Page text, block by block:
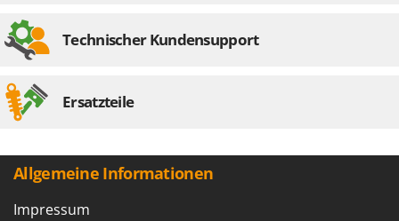
Technischer Kundensupport
Ersatzteile
Allgemeine Informationen
Impressum